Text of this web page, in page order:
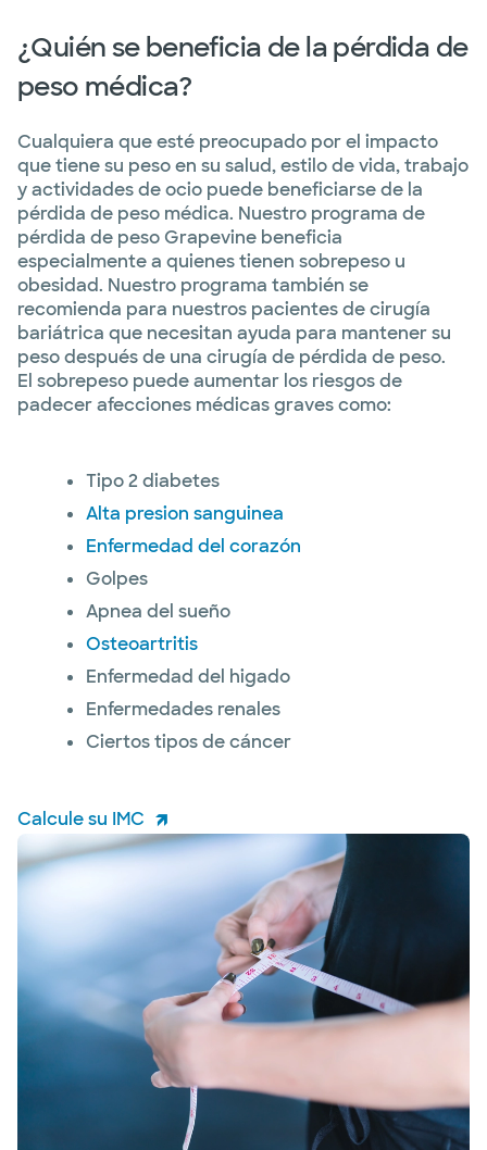
¿Quién se beneficia de la pérdida de
peso médica?
Cualquiera que esté preocupado por el impacto
que tiene su peso en su salud, estilo de vida, trabajo
y actividades de ocio puede beneficiarse de la
pérdida de peso médica. Nuestro programa de
pérdida de peso Grapevine beneficia
especialmente a quienes tienen sobrepeso u
obesidad. Nuestro programa también se
recomienda para nuestros pacientes de cirugía
bariátrica que necesitan ayuda para mantener su
peso después de una cirugía de pérdida de peso.
El sobrepeso puede aumentar los riesgos de
padecer afecciones médicas graves como:
Tipo 2 diabetes
Alta presion sanguinea
Enfermedad del corazón
Golpes
Apnea del sueño
Osteoartritis
Enfermedad del higado
Enfermedades renales
Ciertos tipos de cáncer
Calcule su IMC